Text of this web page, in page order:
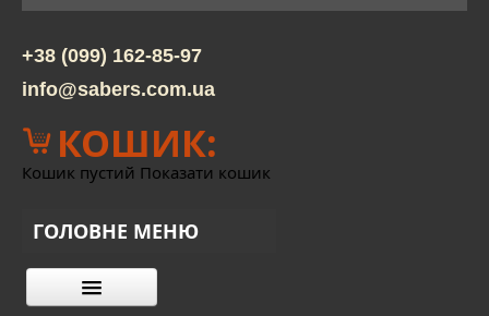
+38 (099) 162-85-97
info@sabers.com.ua
КОШИК:
Кошик пустий Показати кошик
ГОЛОВНЕ МЕНЮ